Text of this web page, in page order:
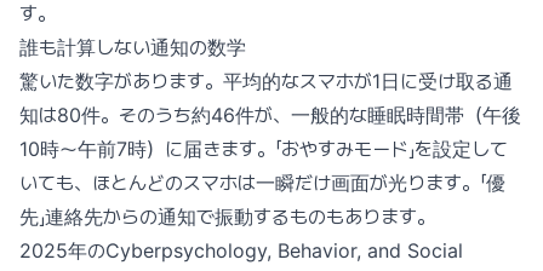
す。
誰も計算しない通知の数学
驚いた数字があります。平均的なスマホが1日に受け取る通
知は80件。そのうち約46件が、一般的な睡眠時間帯（午後
10時〜午前7時）に届きます。「おやすみモード」を設定して
いても、ほとんどのスマホは一瞬だけ画面が光ります。「優
先」連絡先からの通知で振動するものもあります。
2025年のCyberpsychology, Behavior, and Social